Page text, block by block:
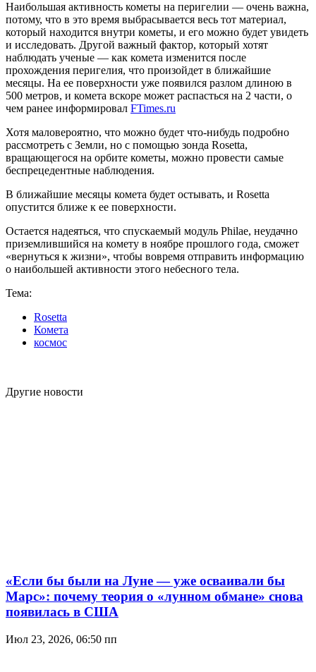
Наибольшая активность кометы на перигелии — очень важна,
потому, что в это время выбрасывается весь тот материал,
который находится внутри кометы, и его можно будет увидеть
и исследовать. Другой важный фактор, который хотят
наблюдать ученые — как комета изменится после
прохождения перигелия, что произойдет в ближайшие
месяцы. На ее поверхности уже появился разлом длиною в
500 метров, и комета вскоре может распасться на 2 части, о
чем ранее информировал FTimes.ru
Хотя маловероятно, что можно будет что-нибудь подробно
рассмотреть с Земли, но с помощью зонда Rosetta,
вращающегося на орбите кометы, можно провести самые
беспрецедентные наблюдения.
В ближайшие месяцы комета будет остывать, и Rosetta
опустится ближе к ее поверхности.
Остается надеяться, что спускаемый модуль Philae, неудачно
приземлившийся на комету в ноябре прошлого года, сможет
«вернуться к жизни», чтобы вовремя отправить информацию
о наибольшей активности этого небесного тела.
Тема:
Rosetta
Комета
космос
Другие новости
«Если бы были на Луне — уже осваивали бы
Марс»: почему теория о «лунном обмане» снова
появилась в США
Июл 23, 2026, 06:50 пп